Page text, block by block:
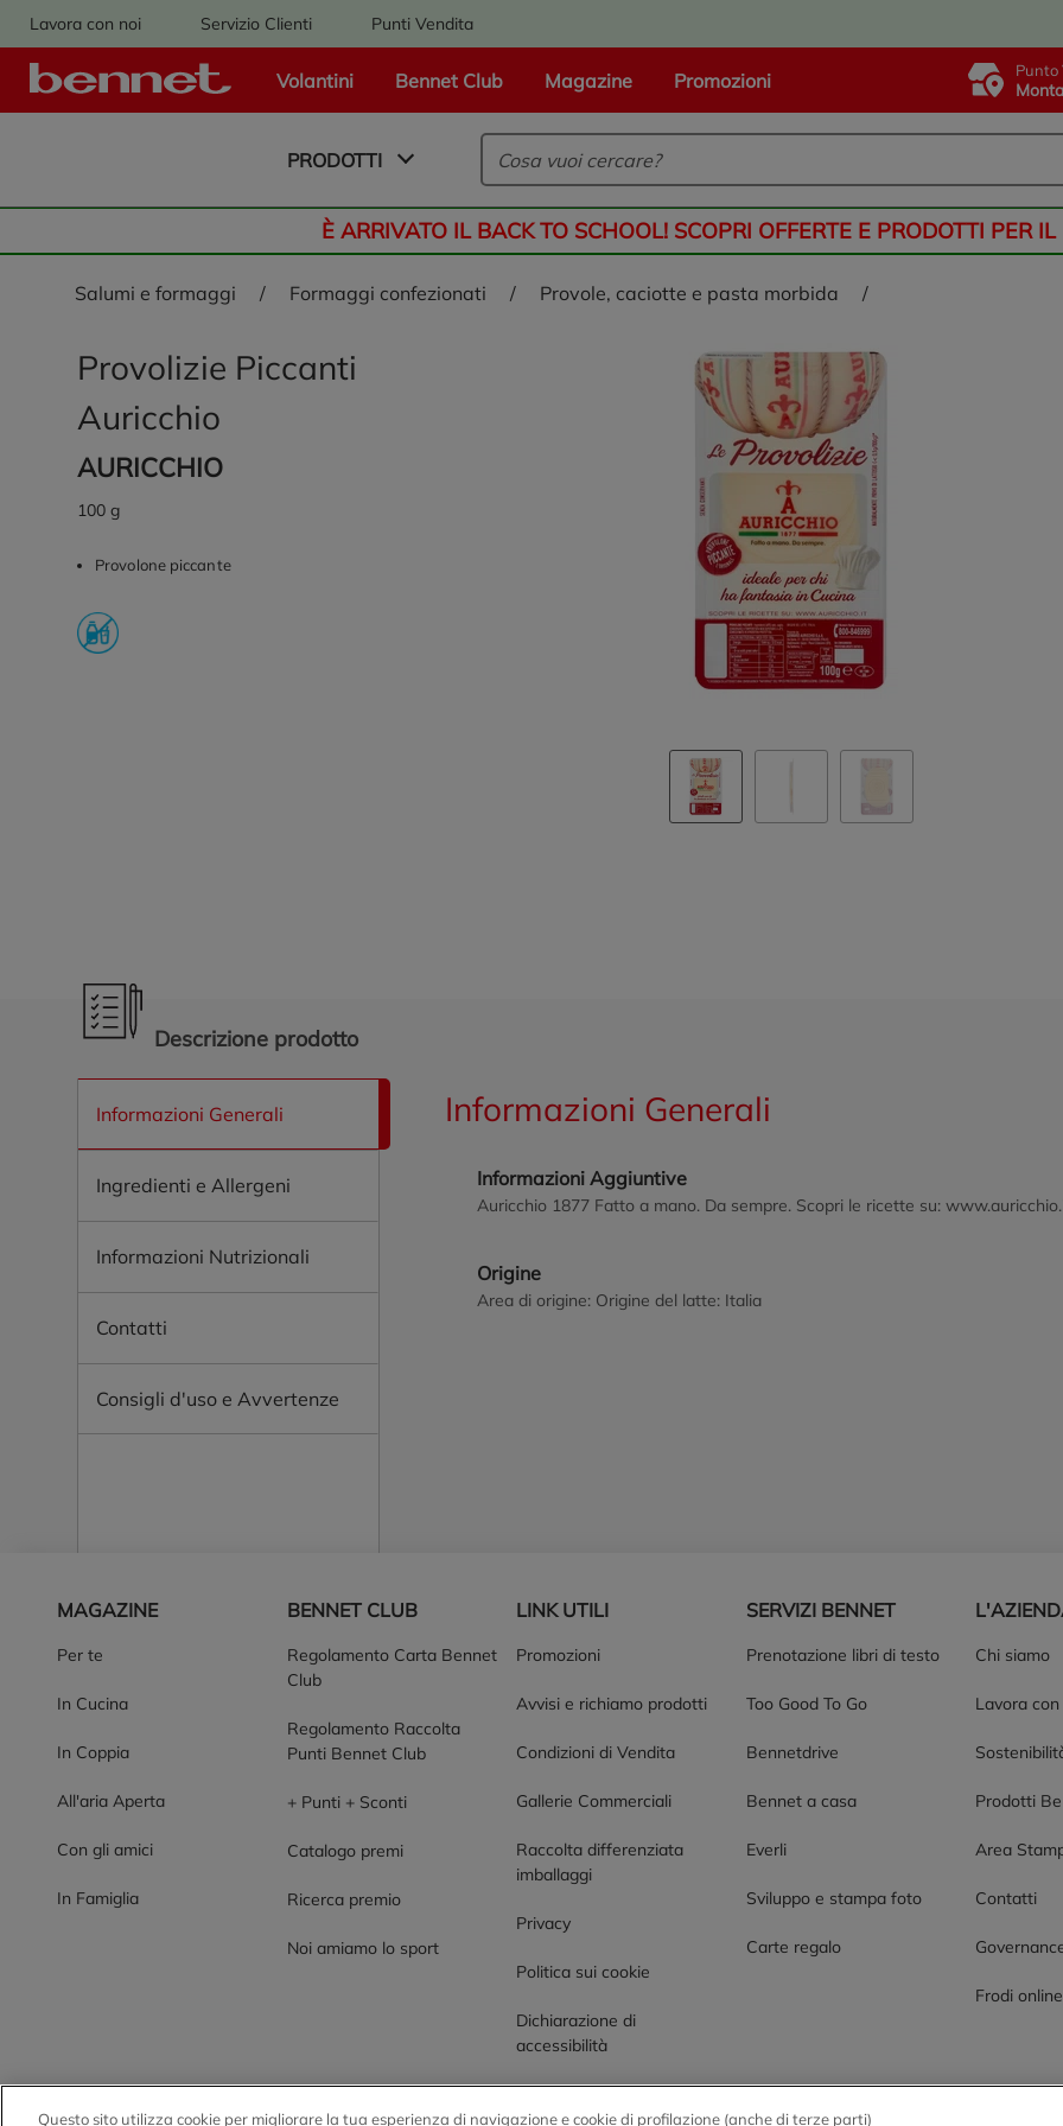
Lavora con noi Servizio Clienti Punti Vendita
Volantini Bennet Club Magazine Promozioni Punto
Logo Bennet - Torna alla homepage
PRODOTTI
È ARRIVATO IL BACK TO SCHOOL! SCOPRI OFFERTE E PRODOTTI PER
salumi e formaggi / formaggi confezionati / provole, caciotte e pasta morbida /
Provolizie Piccanti
Auricchio
AURICCHIO
100 g
Provolone piccante
Descrizione prodotto
Informazioni Generali
Ingredienti e Allergeni
Informazioni Nutrizionali
Contatti
Consigli d'uso e Avvertenze
Informazioni Generali
Informazioni Aggiuntive
Auricchio 1877 Fatto a mano. Da sempre. Scopri le ricette su:
Origine
Area di origine: Origine del latte: Italia
MAGAZINE
Per te
In Cucina
In Coppia
All'aria Aperta
Con gli amici
In Famiglia
BENNET CLUB
Regolamento Carta Bennet
Club
Regolamento Raccolta
Punti Bennet Club
+ Punti + Sconti
Catalogo premi
Ricerca premio
Noi amiamo lo sport
LINK UTILI
Promozioni
Avvisi e richiamo prodotti
Condizioni di Vendita
Gallerie Commerciali
Raccolta differenziata
imballaggi
Privacy
Politica sui cookie
Dichiarazione di
accessibilità
SERVIZI BENNET
Prenotazione libri di testo
Too Good To Go
Bennetdrive
Bennet a casa
Everli
Sviluppo e stampa foto
Carte regalo
Chi siamo
Lavora
Prodotti
Area
Contatti
Frodi online
Questo sito utilizza cookie per migliorare la tua esperienza di navigazione e cookie di profilazione (anche di terze parti)